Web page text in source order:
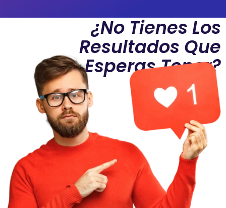
¿No Tienes Los
Resultados Que
Esperas Tener?